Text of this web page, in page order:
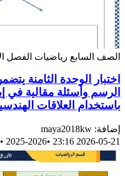
الصف السابع رياضيات الفصل
اختبار الوحدة الثامنة
الرسم وأسئلة مقالية في
باستخدام العلاقات
إضافة: maya2018kw
2026-05-21 23:16
•
2025-2026
•